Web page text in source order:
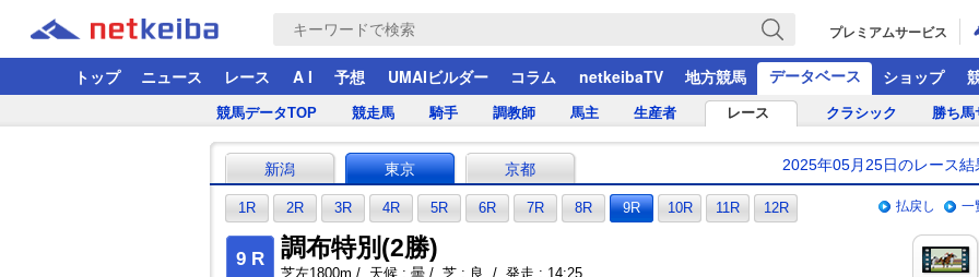
プレミアムサービス
トップ ニュース レース A I 予想 UMAIビルダー コラム netkeibaTV 地方競馬 データベース ショップ
競馬データTOP 競走馬 騎手 調教師 馬主 生産者 レース クラシック 勝ち馬
新潟 東京 京都 2025年05月25日のレース結
1R 2R 3R 4R 5R 6R 7R 8R 9R 10R 11R 12R 一
払戻し
9 R 調布特別(2勝)
芝左1800m / 天候 : 曇 / 芝 : 良 / 発走 : 14:25